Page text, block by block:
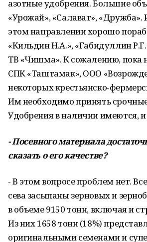
азотные удобрения. Большие
«Урожай», «Салават», «Дружба».
этом направлении хорошо
«Кильдин Н.А.», «Габидуллин
ТВ «Чишма». К сожалению, пока
СПК «Таштамак», ООО
некоторых крестьянско-
Им необходимо принять
Удобрения в наличии имеются,
- Посевного материала
сказать о его качестве?
- В этом вопросе проблем нет.
сева засыпаны зерновых и
в объеме 9150 тонн, включая и
Из них 1658 тонн (18%)
оригинальными семенами и